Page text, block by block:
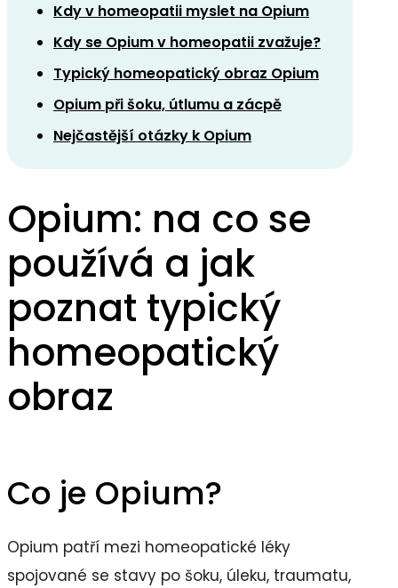
Kdy v homeopatii myslet na Opium
Kdy se Opium v homeopatii zvažuje?
Typický homeopatický obraz Opium
Opium při šoku, útlumu a zácpě
Nejčastější otázky k Opium
Opium: na co se
používá a jak
poznat typický
homeopatický
obraz
Co je Opium?
Opium patří mezi homeopatické léky
spojované se stavy po šoku, úleku, traumatu,